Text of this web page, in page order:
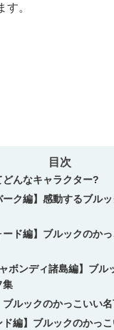
す。
目次
どんなキャラクター?
ーク編】感動するブル
ード編】ブルックのか
ボンディ諸島編】ブル
集
ブルックのかっこいい
ド編】ブルックのかっ